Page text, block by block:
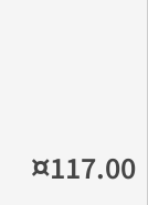
¤117.00